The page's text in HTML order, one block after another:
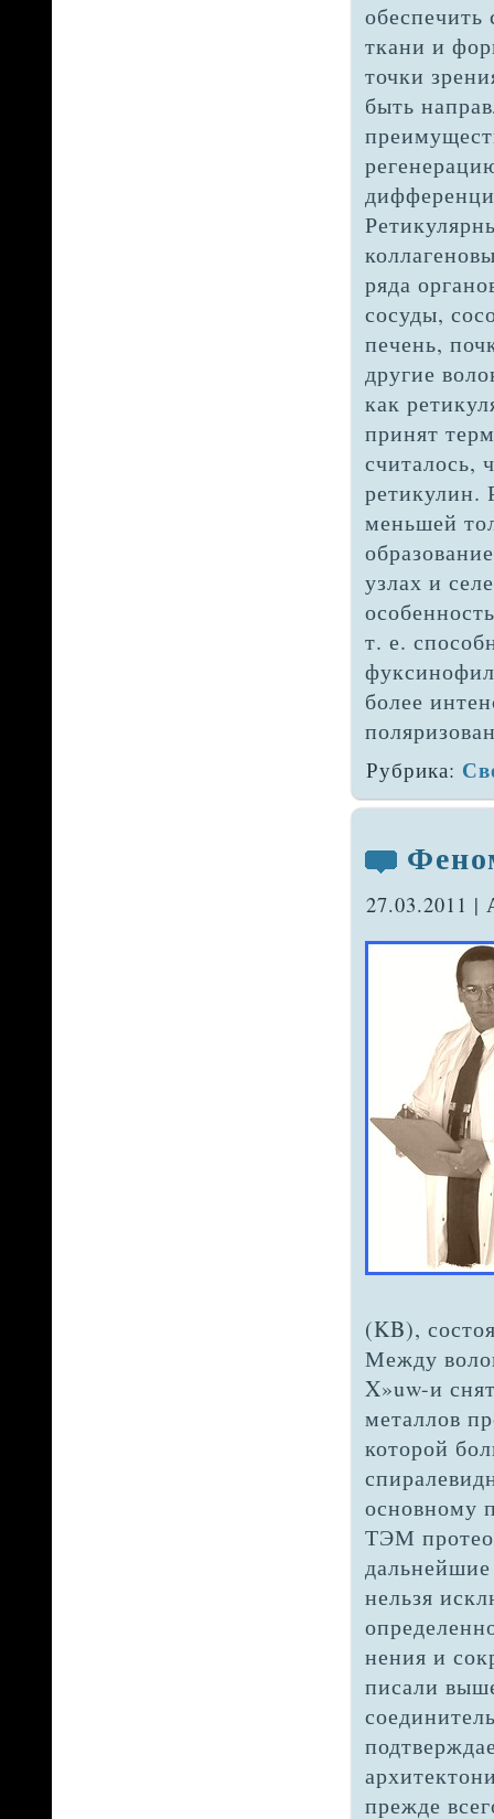
обеспечить
ткани и
точки
быть
ряда
сосуды,
печень,
другие
как
принят
считалось,
ретикулин.
меньшей
узлах и
т. е.
более
Рубрика:
27.03.2011
(KB),
Между
X»uw-и
металлов
которой
основному
ТЭМ
нельзя
нения и
пи­сали
прежде